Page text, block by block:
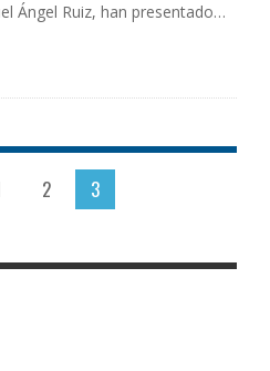
Ángel Ruiz, han presentado
del COOOA que
2 3